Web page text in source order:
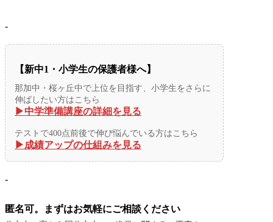
-
【新中1・小学生の保護者様へ】
那加中・桜ヶ丘中で上位を目指す、小学生をさらに
伸ばしたい方はこちら
▶︎中学準備講座の詳細を見る
テストで400点前後で伸び悩んでいる方はこちら
▶︎成績アップの仕組みを見る
-
匿名可。まずはお気軽にご相談ください